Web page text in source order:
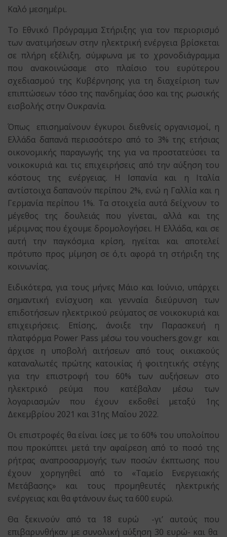
Καλό μεσημέρι.
Το Εθνικό Πρόγραμμα Στήριξης για τον περιορισμό
των ανατιμήσεων στην ηλεκτρική ενέργεια βρίσκεται
σε πλήρη εξέλιξη, σύμφωνα με το χρονοδιάγραμμα
που ανακοινώσαμε στο πλαίσιο του ευρύτερου
σχεδιασμού της Κυβέρνησης για τη διαχείριση των
επιπτώσεων τόσο της πανδημίας όσο και της ρωσικής
εισβολής στην Ουκρανία.
Όπως επισημαίνουν έγκυροι διεθνείς οργανισμοί, η
Ελλάδα δαπανά περισσότερο από το 3% της ετήσιας
οικονομικής παραγωγής της για να προστατεύσει τα
νοικοκυριά και τις επιχειρήσεις από την αύξηση του
κόστους της ενέργειας. Η Ισπανία και η Ιταλία
αντίστοιχα δαπανούν περίπου 2%, ενώ η Γαλλία και η
Γερμανία περίπου 1%. Τα στοιχεία αυτά δείχνουν το
μέγεθος της δουλειάς που γίνεται, αλλά και της
μέριμνας που έχουμε δρομολογήσει. Η Ελλάδα, και σε
αυτή την παγκόσμια κρίση, ηγείται και αποτελεί
πρότυπο προς μίμηση σε ό,τι αφορά τη στήριξη της
κοινωνίας.
Ειδικότερα, για τους μήνες Μάιο και Ιούνιο, υπάρχει
σημαντική ενίσχυση και γενναία διεύρυνση των
επιδοτήσεων ηλεκτρικού ρεύματος σε νοικοκυριά και
επιχειρήσεις. Επίσης, άνοιξε την Παρασκευή η
πλατφόρμα Power Pass μέσω του vouchers.gov.gr και
άρχισε η υποβολή αιτήσεων από τους οικιακούς
καταναλωτές πρώτης κατοικίας ή φοιτητικής στέγης
για την επιστροφή του 60% των αυξήσεων στο
ηλεκτρικό ρεύμα που κατέβαλαν μέσω των
λογαριασμών που έχουν εκδοθεί μεταξύ 1ης
Δεκεμβρίου 2021 και 31ης Μαΐου 2022.
Οι επιστροφές θα είναι ίσες με το 60% του υπολοίπου
που προκύπτει μετά την αφαίρεση από το ποσό της
ρήτρας αναπροσαρμογής των ποσών έκπτωσης που
έχουν χορηγηθεί από το «Ταμείο Ενεργειακής
Μετάβασης» και τους προμηθευτές ηλεκτρικής
ενέργειας και θα φτάνουν έως τα 600 ευρώ.
Θα ξεκινούν από τα 18 ευρώ -γι’ αυτούς που
επιβαρυνθήκαν με συνολική αύξηση 30 ευρώ- και θα